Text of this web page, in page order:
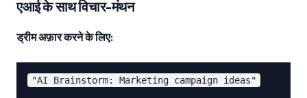
एआई के साथ विचार-मंथन
ड्रीम अफ़ार करने के लिए: